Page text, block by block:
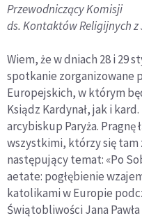
Przewodniczący Komisji
ds. Kontaktów Religijnych
Wiem, że w dniach 28 i 29
spotkanie zorganizowane
Europejskich, w którym
Ksiądz Kardynał, jak i
arcybiskup Paryża. Pragnę
wszystkimi, którzy się tam
następujący temat: «Po
aetate: pogłębienie
katolikami w Europie
Świątobliwości Jana Pawła